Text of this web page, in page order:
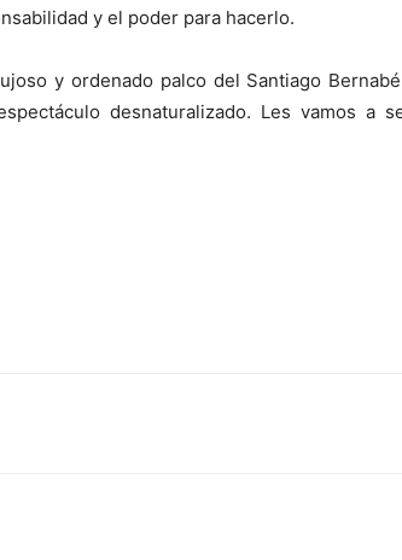
y el poder para hacerlo.
y ordenado palco del Santiago
desnaturalizado. Les vamos a